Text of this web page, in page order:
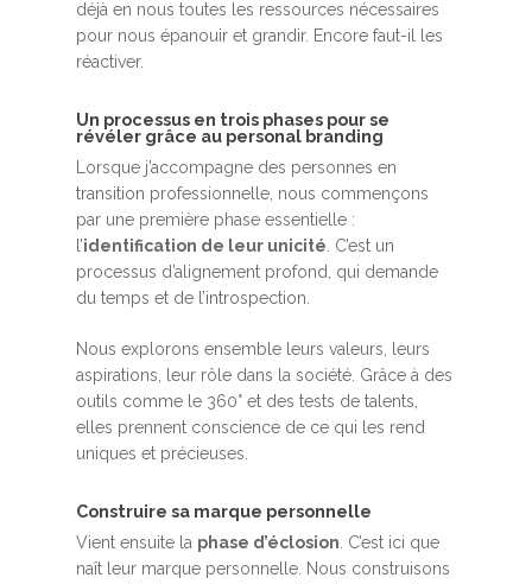
déjà en nous toutes les ressources nécessaires
pour nous épanouir et grandir. Encore faut-il les
réactiver.
Un processus en trois phases pour se
révéler grâce au personal branding
Lorsque j’accompagne des personnes en
transition professionnelle, nous commençons
par une première phase essentielle :
l’identification de leur unicité . C’est un
processus d’alignement profond, qui demande
du temps et de l’introspection.
Nous explorons ensemble leurs valeurs, leurs
aspirations, leur rôle dans la société. Grâce à des
outils comme le 360° et des tests de talents,
elles prennent conscience de ce qui les rend
uniques et précieuses.
Construire sa marque personnelle
Vient ensuite la phase d’éclosion . C’est ici que
naît leur marque personnelle. Nous construisons